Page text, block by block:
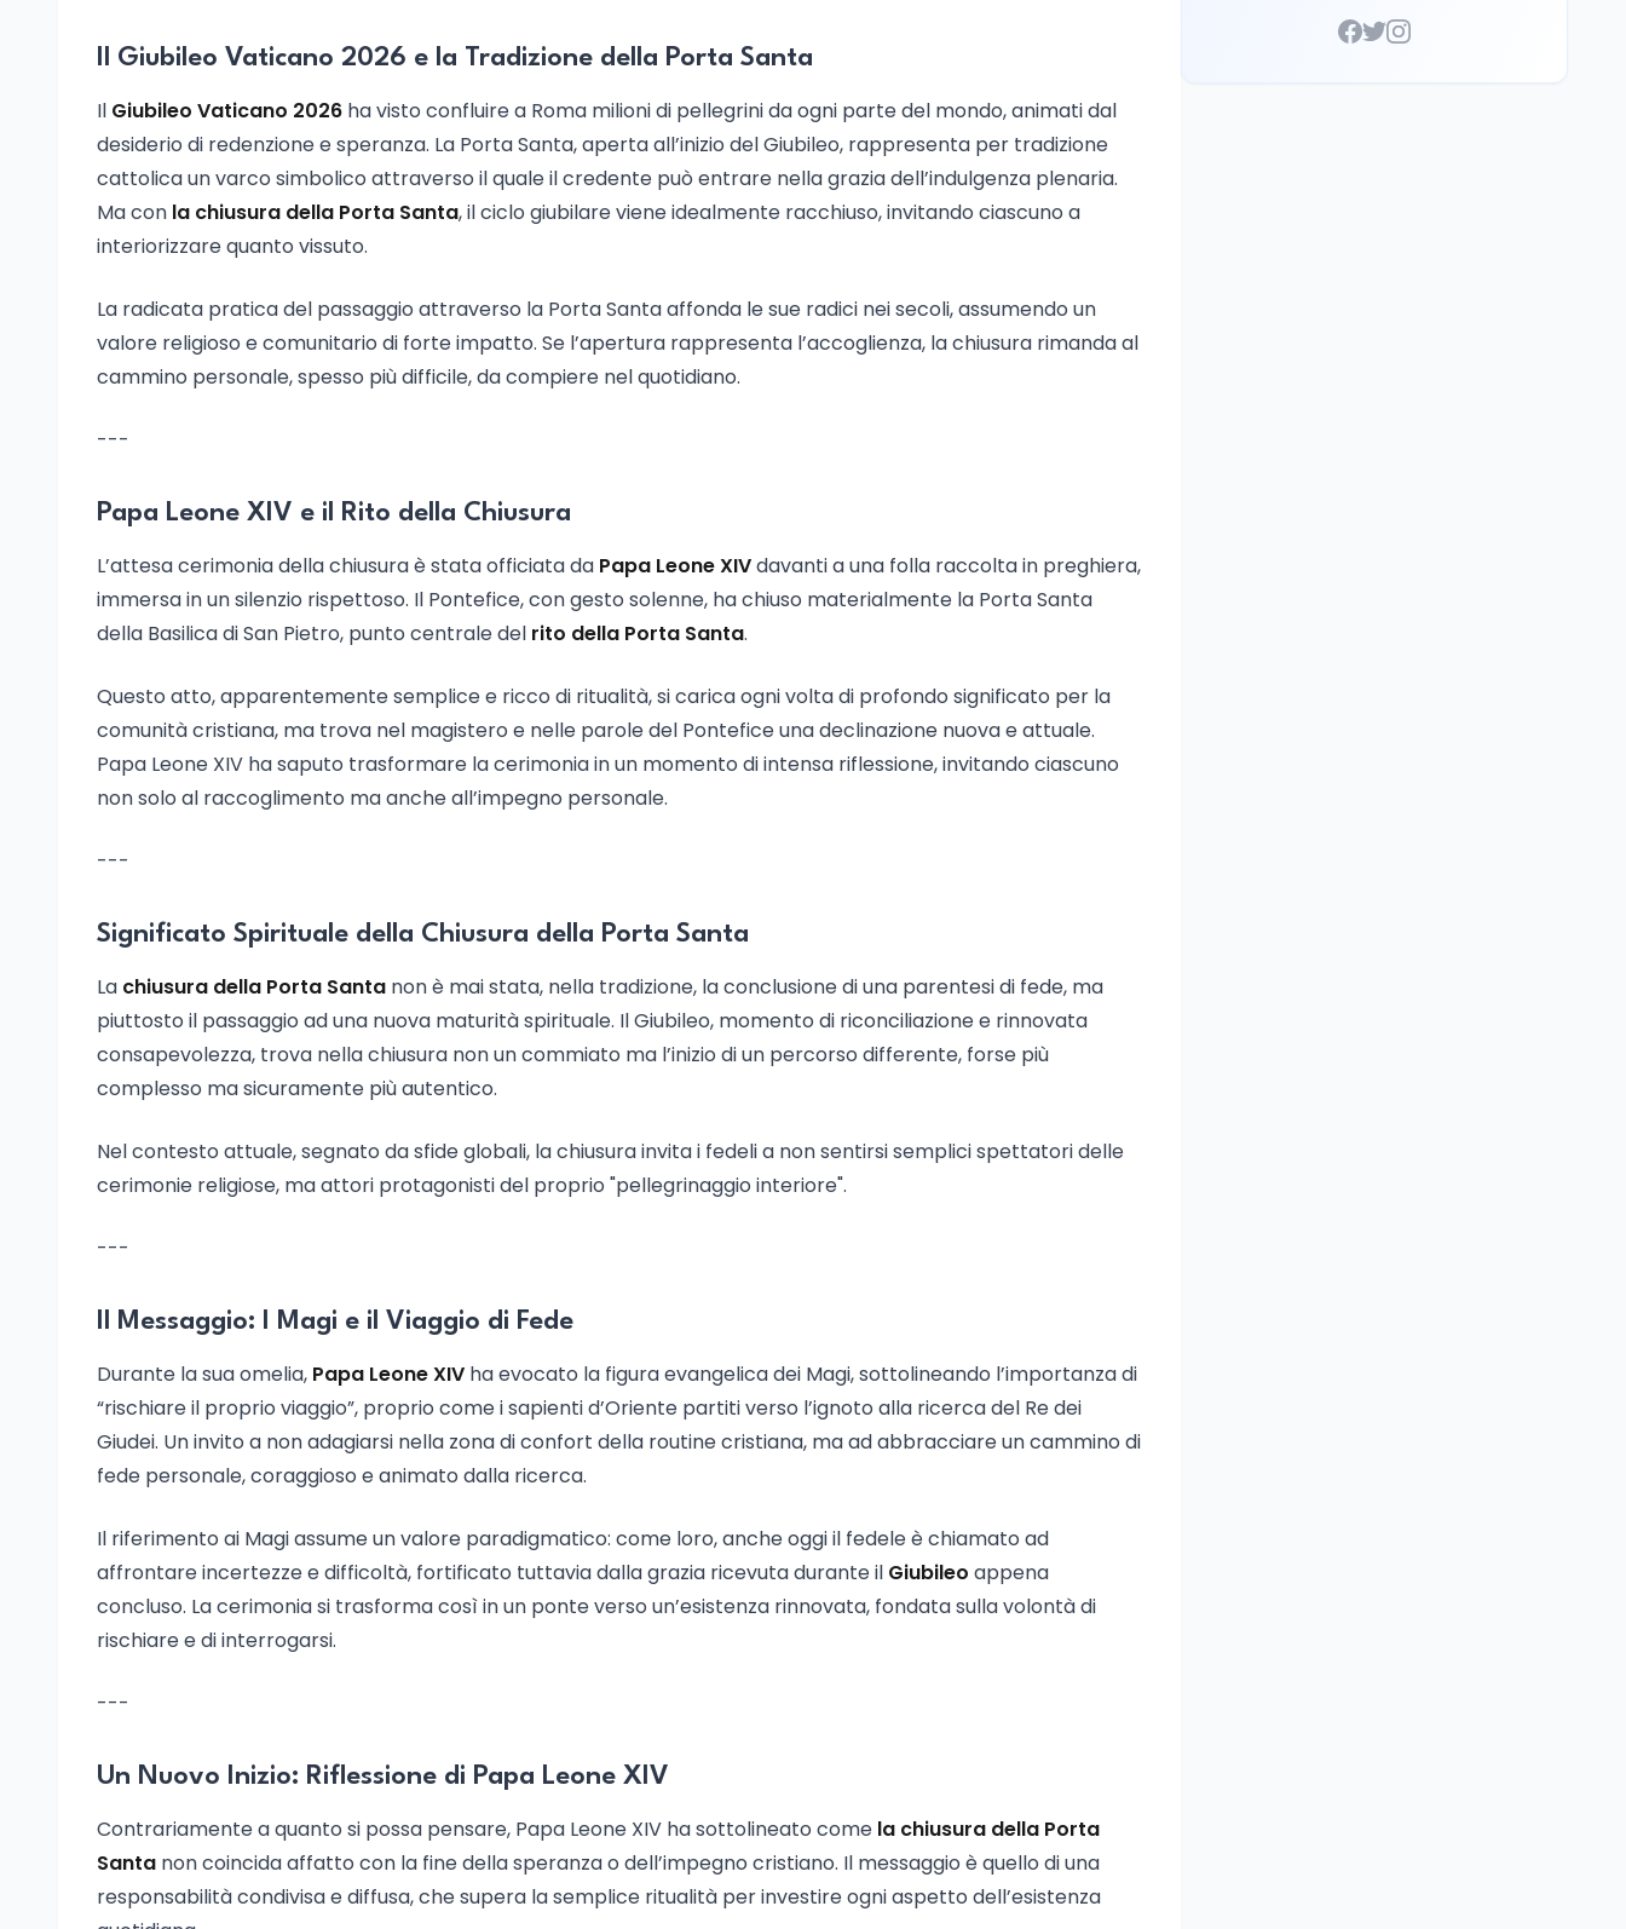
Il Giubileo Vaticano 2026 e la Tradizione della Porta Santa
Il Giubileo Vaticano 2026 ha visto confluire a Roma milioni di pellegrini da ogni parte del mondo, animati dal
desiderio di redenzione e speranza. La Porta Santa, aperta all’inizio del Giubileo, rappresenta per tradizione
cattolica un varco simbolico attraverso il quale il credente può entrare nella grazia dell’indulgenza plenaria.
Ma con la chiusura della Porta Santa, il ciclo giubilare viene idealmente racchiuso, invitando ciascuno a
interiorizzare quanto vissuto.
La radicata pratica del passaggio attraverso la Porta Santa affonda le sue radici nei secoli, assumendo un
valore religioso e comunitario di forte impatto. Se l’apertura rappresenta l’accoglienza, la chiusura rimanda al
cammino personale, spesso più difficile, da compiere nel quotidiano.
---
Papa Leone XIV e il Rito della Chiusura
L’attesa cerimonia della chiusura è stata officiata da Papa Leone XIVdavanti a una folla raccolta in preghiera,
immersa in un silenzio rispettoso. Il Pontefice, con gesto solenne, ha chiuso materialmente la Porta Santa
della Basilica di San Pietro, punto centrale del rito della Porta Santa.
Questo atto, apparentemente semplice e ricco di ritualità, si carica ogni volta di profondo significato per la
comunità cristiana, ma trova nel magistero e nelle parole del Pontefice una declinazione nuova e attuale.
Papa Leone XIV ha saputo trasformare la cerimonia in un momento di intensa riflessione, invitando ciascuno
non solo al raccoglimento ma anche all’impegno personale.
---
Significato Spirituale della Chiusura della Porta Santa
La chiusura della Porta Santa non è mai stata, nella tradizione, la conclusione di una parentesi di fede, ma
piuttosto il passaggio ad una nuova maturità spirituale. Il Giubileo, momento di riconciliazione e rinnovata
consapevolezza, trova nella chiusura non un commiato ma l’inizio di un percorso differente, forse più
complesso ma sicuramente più autentico.
Nel contesto attuale, segnato da sfide globali, la chiusura invita i fedeli a non sentirsi semplici spettatori delle
cerimonie religiose, ma attori protagonisti del proprio "pellegrinaggio interiore".
---
Il Messaggio: I Magi e il Viaggio di Fede
Durante la sua omelia, Papa Leone XIV ha evocato la figura evangelica dei Magi, sottolineando l’importanza di
“rischiare il proprio viaggio”, proprio come i sapienti d’Oriente partiti verso l’ignoto alla ricerca del Re dei
Giudei. Un invito a non adagiarsi nella zona di confort della routine cristiana, ma ad abbracciare un cammino di
fede personale, coraggioso e animato dalla ricerca.
Il riferimento ai Magi assume un valore paradigmatico: come loro, anche oggi il fedele è chiamato ad
affrontare incertezze e difficoltà, fortificato tuttavia dalla grazia ricevuta durante il Giubileo appena
concluso. La cerimonia si trasforma così in un ponte verso un’esistenza rinnovata, fondata sulla volontà di
rischiare e di interrogarsi.
---
Un Nuovo Inizio: Riflessione di Papa Leone XIV
Contrariamente a quanto si possa pensare, Papa Leone XIV ha sottolineato come la chiusura della Porta
Santa non coincida affatto con la fine della speranza o dell’impegno cristiano. Il messaggio è quello di una
responsabilità condivisa e diffusa, che supera la semplice ritualità per investire ogni aspetto dell’esistenza